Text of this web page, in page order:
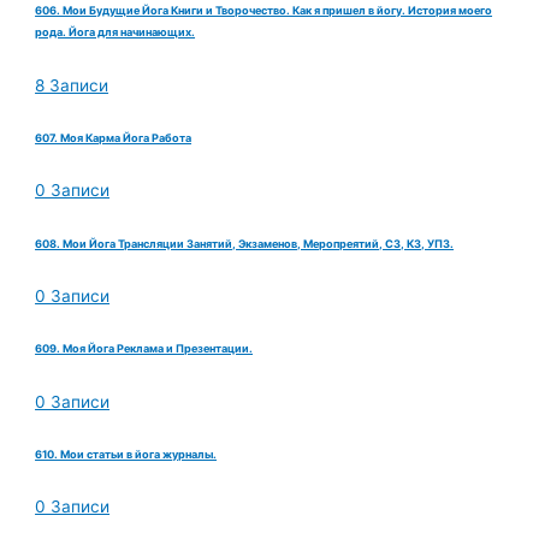
606. Мои Будущие Йога Книги и Творочество. Как я пришел в йогу. История моего
рода. Йога для начинающих.
8 Записи
607. Моя Карма Йога Работа
0 Записи
608. Мои Йога Трансляции Занятий, Экзаменов, Меропреятий, СЗ, КЗ, УПЗ.
0 Записи
609. Моя Йога Реклама и Презентации.
0 Записи
610. Мои статьи в йога журналы.
0 Записи